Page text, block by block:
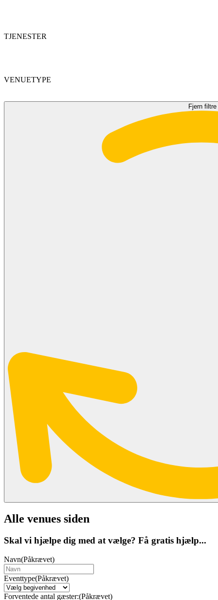
TJENESTER
VENUETYPE
Fjern filtre
Alle venues siden
Skal vi hjælpe dig med at vælge? Få gratis hjælp...
Navn(Påkrævet)
Eventtype(Påkrævet)
Forventede antal gæster:(Påkrævet)